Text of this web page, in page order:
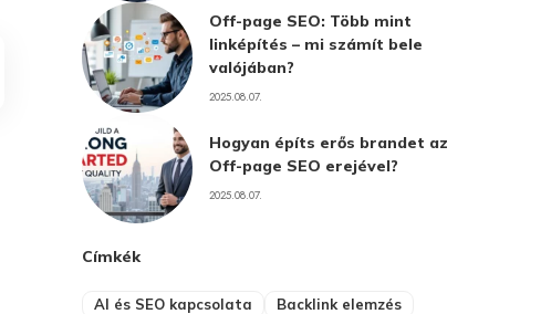
Off-page SEO: Több mint
linképítés – mi számít bele
valójában?
2025.08.07.
Hogyan építs erős brandet az
Off-page SEO erejével?
2025.08.07.
Címkék
AI és SEO kapcsolata
Backlink elemzés